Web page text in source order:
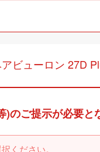
ビューロン 27D
のご提示が必要と
ください。